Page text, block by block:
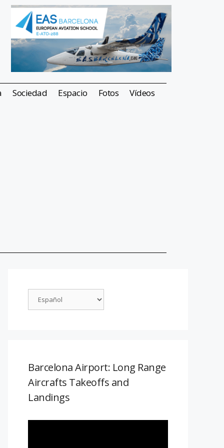
Sociedad Espacio Fotos Vídeos
Barcelona Airport: Long Range
Aircrafts Takeoffs and
Landings